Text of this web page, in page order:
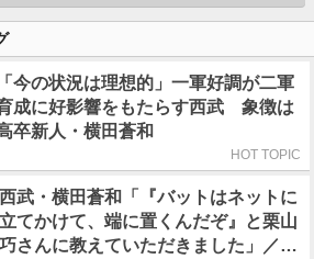
「今の状況は理想的」一軍好調が二軍
成に好影響をもたらす西武 象徴は
卒新人・横田蒼和
HOT TOPIC
西武・横田蒼和「『バットはネットに
立てかけて、端に置くんだぞ』と栗山
巧さんに教えていただきました」／憧